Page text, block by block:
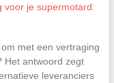
voor je supermotard:
met een vertraging
Het antwoord zegt
leveranciers